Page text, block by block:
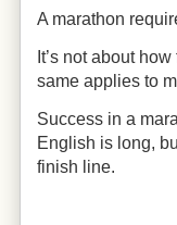
A marathon
t’s not about
same applies to
Success in a
English is long,
finish line.